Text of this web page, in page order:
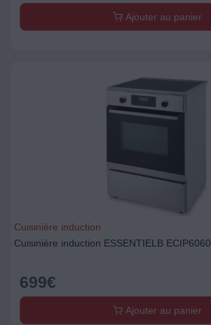
Ajouter au panier
Cuisinière induction
Cuisinière induction ESSENTIELB
699€
Ajouter au panier